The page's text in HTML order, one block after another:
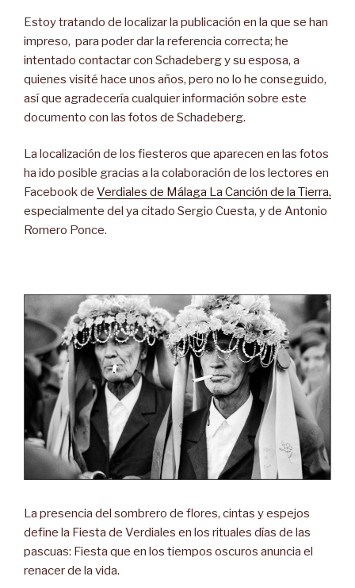
Estoy tratando de localizar la publicación en la que se han
impreso, para poder dar la referencia correcta; he
intentado contactar con Schadeberg y su esposa, a
quienes visité hace unos años, pero no lo he conseguido,
así que agradecería cualquier información sobre este
documento con las fotos de Schadeberg.
La localización de los fiesteros que aparecen en las fotos
ha ido posible gracias a la colaboración de los lectores en
Facebook de Verdiales de Málaga La Canción de la Tierra,
especialmente del ya citado Sergio Cuesta, y de Antonio
Romero Ponce.
La presencia del sombrero de flores, cintas y espejos
define la Fiesta de Verdiales en los rituales días de las
pascuas: Fiesta que en los tiempos oscuros anuncia el
renacer de la vida.